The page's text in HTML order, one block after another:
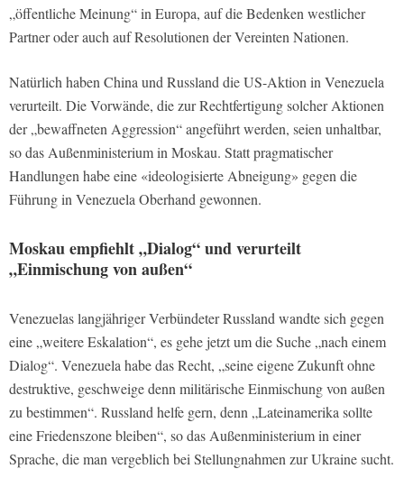
„öffentliche Meinung“ in Europa, auf die Bedenken westlicher
Partner oder auch auf Resolutionen der Vereinten Nationen.
Natürlich haben China und Russland die US-Aktion in Venezuela
verurteilt. Die Vorwände, die zur Rechtfertigung solcher Aktionen
der „bewaffneten Aggression“ angeführt werden, seien unhaltbar,
so das Außenministerium in Moskau. Statt pragmatischer
Handlungen habe eine «ideologisierte Abneigung» gegen die
Führung in Venezuela Oberhand gewonnen.
Moskau empfiehlt „Dialog“ und verurteilt
„Einmischung von außen“
Venezuelas langjähriger Verbündeter Russland wandte sich gegen
eine „weitere Eskalation“, es gehe jetzt um die Suche „nach einem
Dialog“. Venezuela habe das Recht, „seine eigene Zukunft ohne
destruktive, geschweige denn militärische Einmischung von außen
zu bestimmen“. Russland helfe gern, denn „Lateinamerika sollte
eine Friedenszone bleiben“, so das Außenministerium in einer
Sprache, die man vergeblich bei Stellungnahmen zur Ukraine sucht.